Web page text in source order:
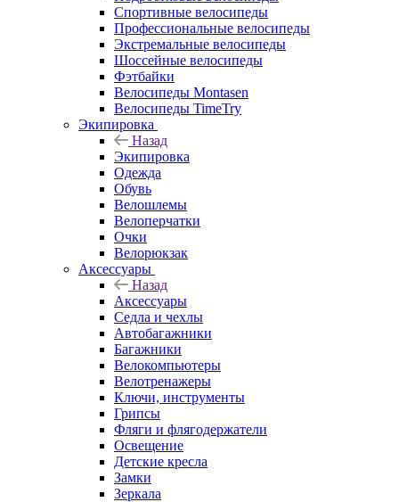
Спортивные велосипеды
Профессиональные велосипеды
Экстремальные велосипеды
Шоссейные велосипеды
Фэтбайки
Велосипеды Montasen
Велосипеды TimeTry
Экипировка
Назад
Экипировка
Одежда
Обувь
Велошлемы
Велоперчатки
Очки
Велорюкзак
Аксессуары
Назад
Аксессуары
Седла и чехлы
Автобагажники
Багажники
Велокомпьютеры
Велотренажеры
Ключи, инструменты
Грипсы
Фляги и флягодержатели
Освещение
Детские кресла
Замки
Зеркала